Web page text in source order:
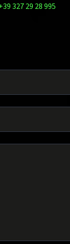
327 29 28 995